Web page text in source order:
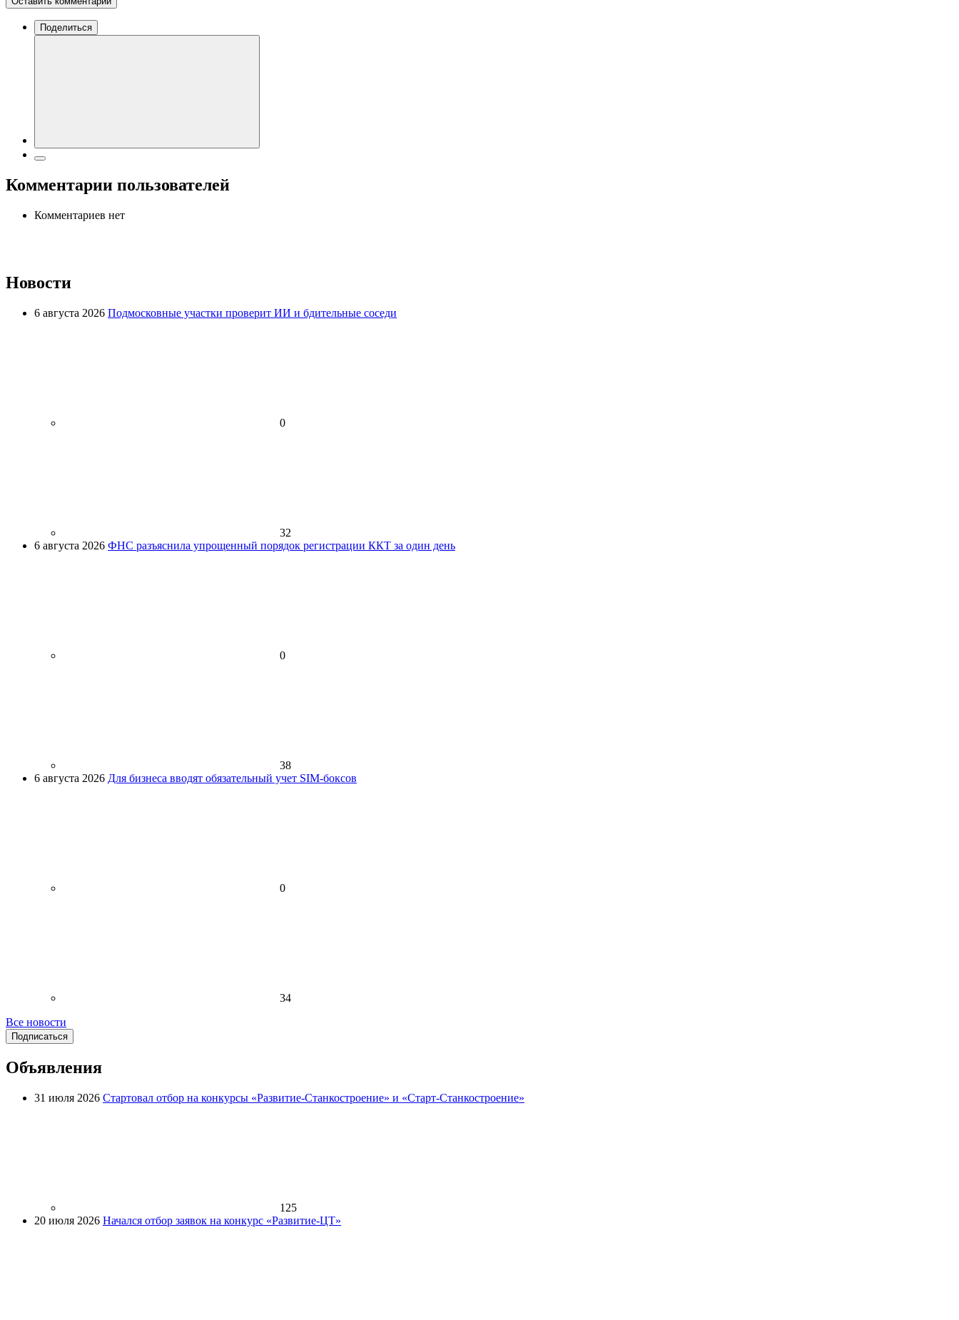
Поделиться
Комментарии пользователей
Комментариев нет
Новости
6 августа 2026 Подмосковные участки проверит ИИ и бдительные соседи
0
32
6 августа 2026 ФНС разъяснила упрощенный порядок регистрации ККТ за один день
0
38
6 августа 2026 Для бизнеса вводят обязательный учет SIM-боксов
0
34
Все новости
Подписаться
Объявления
31 июля 2026 Стартовал отбор на конкурсы «Развитие-Станкостроение» и «Старт-Станкостроение»
125
20 июля 2026 Начался отбор заявок на конкурс «Развитие-ЦТ»